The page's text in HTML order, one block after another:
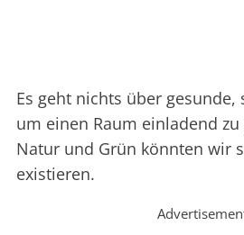
Es geht nichts über gesunde,
um einen Raum einladend
Natur und Grün könnten wir
existieren.